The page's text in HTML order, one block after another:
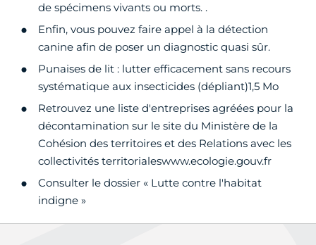
de spécimens vivants ou morts. .
Enfin, vous pouvez faire appel à la détection
canine afin de poser un diagnostic quasi sûr.
Punaises de lit : lutter efficacement sans recours
systématique aux insecticides (dépliant)1,5 Mo
Retrouvez une liste d'entreprises agréées pour la
décontamination sur le site du Ministère de la
Cohésion des territoires et des Relations avec les
collectivités territorialeswww.ecologie.gouv.fr
Consulter le dossier « Lutte contre l'habitat
indigne »